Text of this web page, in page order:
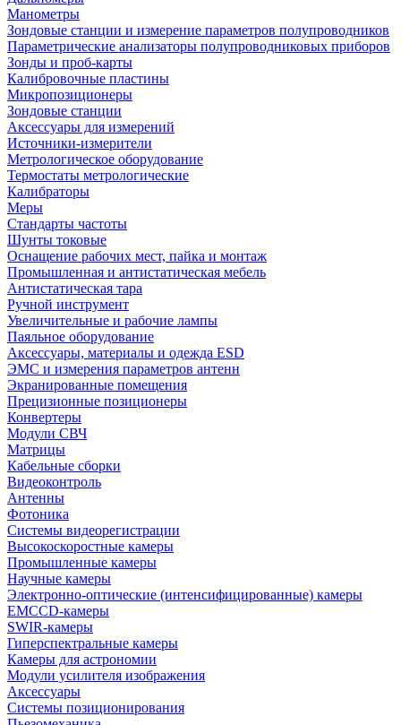
Манометры
Зондовые станции и измерение параметров полупроводников
Параметрические анализаторы полупроводниковых приборов
Зонды и проб-карты
Калибровочные пластины
Микропозиционеры
Зондовые станции
Аксессуары для измерений
Источники-измерители
Метрологическое оборудование
Термостаты метрологические
Калибраторы
Меры
Стандарты частоты
Шунты токовые
Оснащение рабочих мест, пайка и монтаж
Промышленная и антистатическая мебель
Антистатическая тара
Ручной инструмент
Увеличительные и рабочие лампы
Паяльное оборудование
Аксессуары, материалы и одежда ESD
ЭМС и измерения параметров антенн
Экранированные помещения
Прецизионные позиционеры
Конвертеры
Модули СВЧ
Матрицы
Кабельные сборки
Видеоконтроль
Антенны
Фотоника
Cистемы видеорегистрации
Высокоскоростные камеры
Промышленные камеры
Научные камеры
Электронно-оптические (интенсифицированные) камеры
EMCCD-камеры
SWIR-камеры
Гиперспектральные камеры
Камеры для астрономии
Модули усилителя изображения
Аксессуары
Системы позиционирования